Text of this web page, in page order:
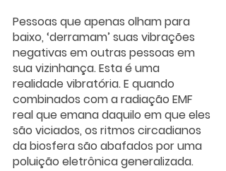
Pessoas que apenas olham para
baixo, ‘derramam’ suas vibrações
negativas em outras pessoas em
sua vizinhança. Esta é uma
realidade vibratória. E quando
combinados com a radiação EMF
real que emana daquilo em que eles
são viciados, os ritmos circadianos
da biosfera são abafados por uma
poluição eletrônica generalizada.